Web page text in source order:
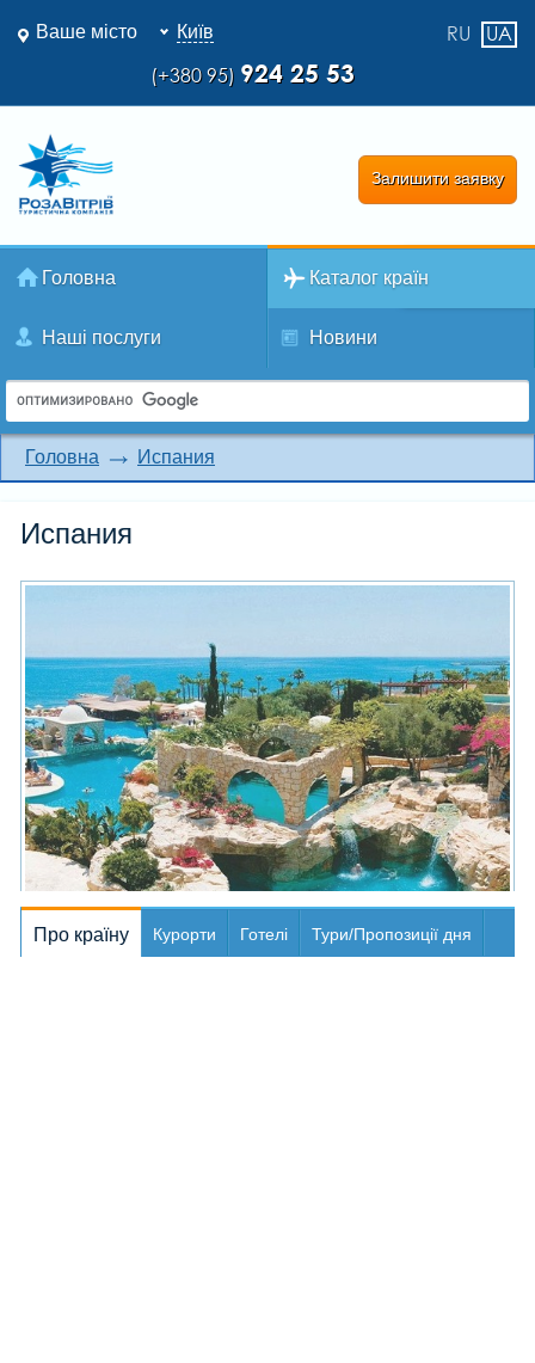
RU
UA
(+380 95) 924 25 53
Ваше місто Київ
Залишити заявку
Головна Каталог країн
Наші послуги Новини
Головна Испания
Испания
Про країну Курорти Готелі Тури/Пропозиції дня